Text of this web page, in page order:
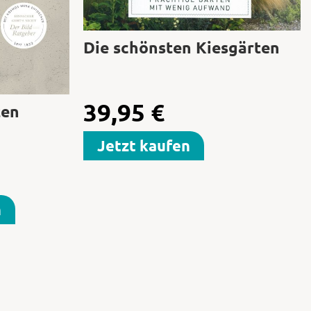
Die schönsten Kiesgärten
39,95 €
Jetzt kaufen